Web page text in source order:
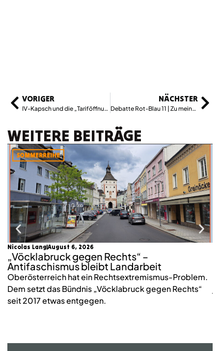
VORIGER
IV-Kapsch und die „Tariföffnung“: Troika für Austria?
NÄCHSTER
Debatte Rot-Blau 11 | Zu meinem Austritt
WEITERE BEITRÄGE
SOMMERREIHE
Nicolas Lang August 6, 2026
„Vöcklabruck gegen Rechts“ –
Antifaschismus bleibt Landarbeit
Oberösterreich hat ein Rechtsextremismus-Problem.
Dem setzt das Bündnis „Vöcklabruck gegen Rechts“
seit 2017 etwas entgegen.